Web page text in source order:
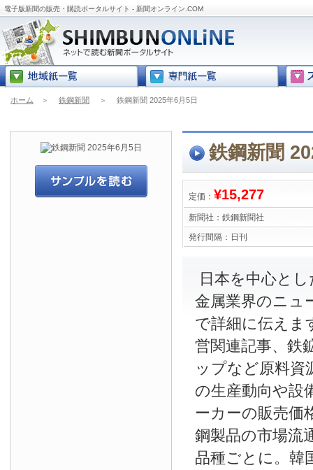
電子版新聞の販売・購読ポータルサイト - 新聞オンライン.COM
ホーム ＞ 鉄鋼新聞 ＞ 鉄鋼新聞 2025年6月5日
鉄鋼新聞
定価： ¥15,277
新聞社： 鉄鋼新聞社
発行間隔： 日刊
日本を中心と
金属業界のニュ
で詳細に伝えま
営関連記事、鉄
ップなど原料資
の生産動向や設
ーカーの販売価
鋼製品の市場流
品種ごとに。韓